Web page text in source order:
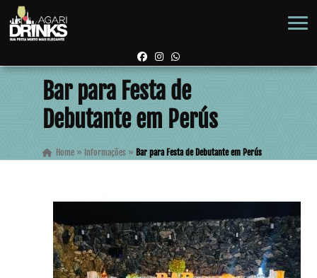
Bar para Festa de
Debutante em Perús
Home» Informações » Bar para Festa de Debutante em Perús